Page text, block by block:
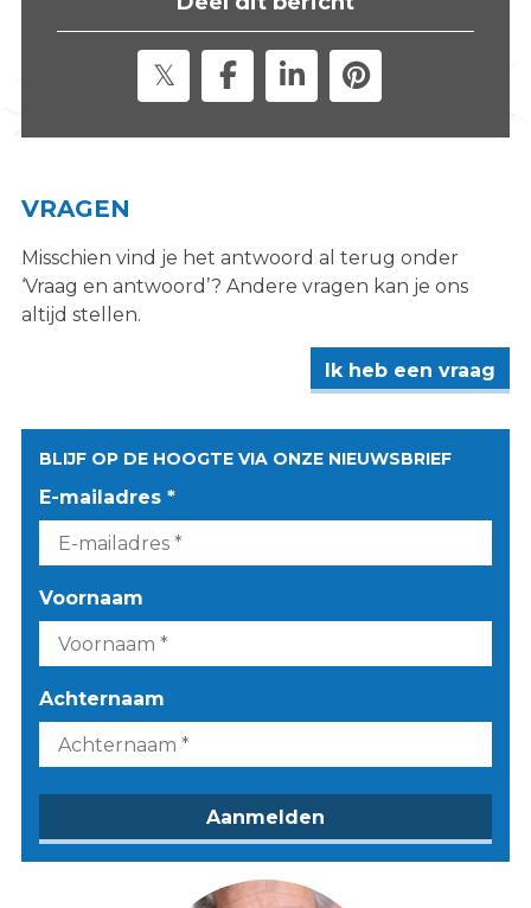
"
VRAGEN
Misschien vind je het antwoord al terug onder
‘Vraag en antwoord’? Andere vragen kan je ons
altijd stellen.
Ik heb een vraag
BLIJF OP DE HOOGTE VIA ONZE NIEUWSBRIEF
E-mailadres *
Voornaam
Achternaam